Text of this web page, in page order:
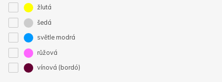
žlutá
šedá
světle modrá
růžová
vínová (bordó)